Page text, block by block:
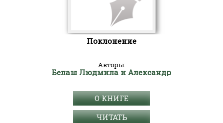
Поклонение
Авторы:
Белаш Людмила и Александр
О КНИГЕ
ЧИТАТЬ